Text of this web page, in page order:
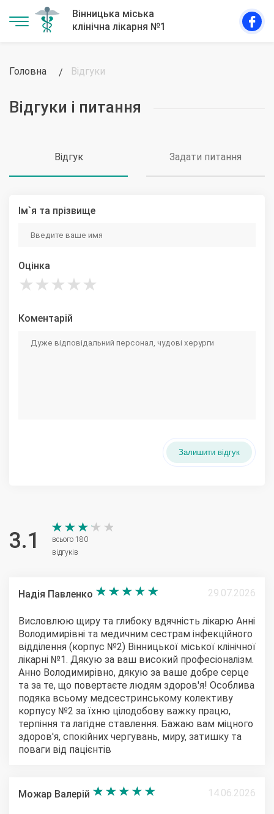
Головна Відгуки
Відгуки і питання
Відгук Задати питання
Ім`я та прізвище
Оцінка
★
★
★
★
★
Коментарій
Залишити відгук
3.1
всього 180
відгуків
Надія Павленко 29.07.2026
Висловлюю щиру та глибоку вдячність лікарю Анні
Володимирівні та медичним сестрам інфекційного
відділення (корпус №2) Вінницької міської клінічної
лікарні №1. Дякую за ваш високий професіоналізм.
Анно Володимирівно, дякую за ваше добре серце
та за те, що повертаєте людям здоров'я! Особлива
подяка всьому медсестринському колективу
корпусу №2 за їхню цілодобову важку працю,
терпіння та лагідне ставлення. Бажаю вам міцного
здоров'я, спокійних чергувань, миру, затишку та
поваги від пацієнтів
Можар Валерій 14.06.2026